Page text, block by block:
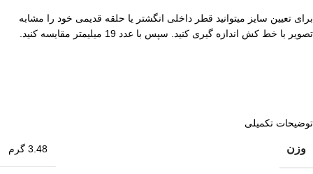
برای تعیین سایز میتوانید قطر داخلی انگشتر یا حلقه قدیمی خود را مشابه
تصویر با خط کش اندازه گیری کنید. سپس با عدد 19 میلیمتر مقایسه کنید.
توضیحات تکمیلی
وزن 3.48 گرم